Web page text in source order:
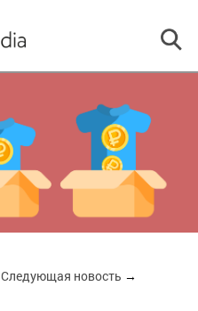
Следующая новость →